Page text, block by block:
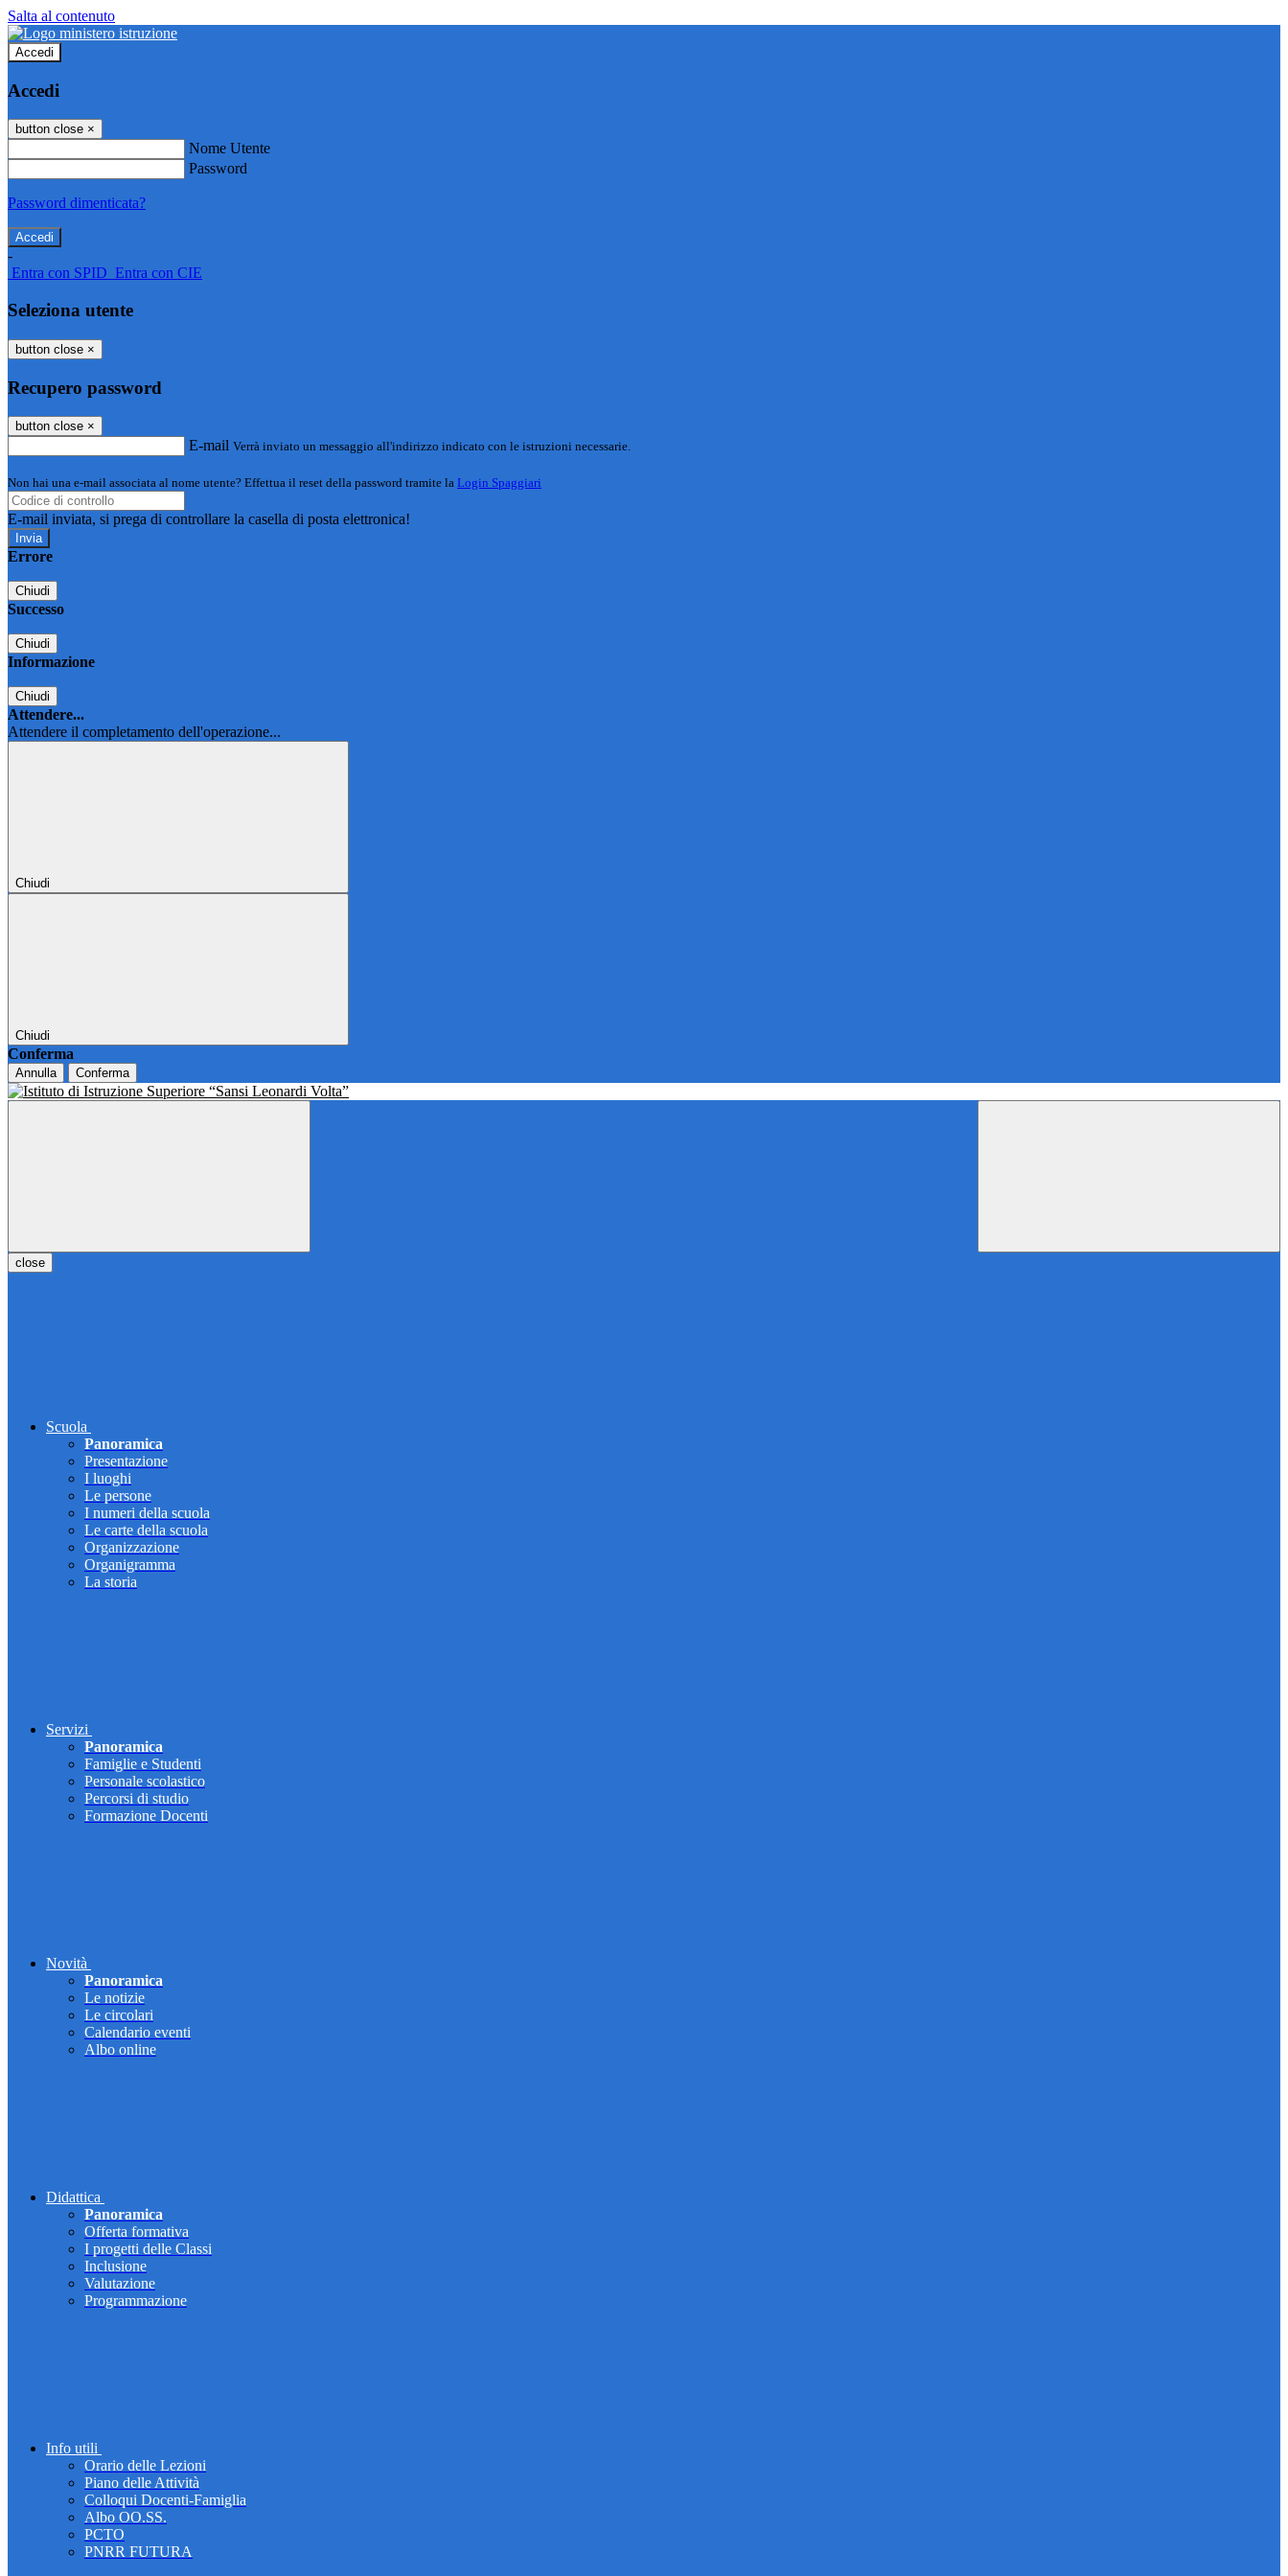
Salta al contenuto
Accedi
Accedi
button close ×
Nome Utente
Password
Password dimenticata?
-
Entra con SPID Entra con CIE
Seleziona utente
button close ×
Recupero password
button close ×
E-mail Verrà inviato un messaggio all'indirizzo indicato con le istruzioni necessarie.
Non hai una e-mail associata al nome utente? Effettua il reset della password tramite la Login Spaggiari
E-mail inviata, si prega di controllare la casella di posta elettronica!
Errore
Chiudi
Successo
Chiudi
Informazione
Chiudi
Attendere...
Attendere il completamento dell'operazione...
Chiudi
Chiudi
Conferma
Annulla Conferma
close
Scuola
Panoramica
Presentazione
I luoghi
Le persone
I numeri della scuola
Le carte della scuola
Organizzazione
Organigramma
La storia
Servizi
Panoramica
Famiglie e Studenti
Personale scolastico
Percorsi di studio
Formazione Docenti
Novità
Panoramica
Le notizie
Le circolari
Calendario eventi
Albo online
Didattica
Panoramica
Offerta formativa
I progetti delle Classi
Inclusione
Valutazione
Programmazione
Info utili
Orario delle Lezioni
Piano delle Attività
Colloqui Docenti-Famiglia
Albo OO.SS.
PCTO
PNRR FUTURA